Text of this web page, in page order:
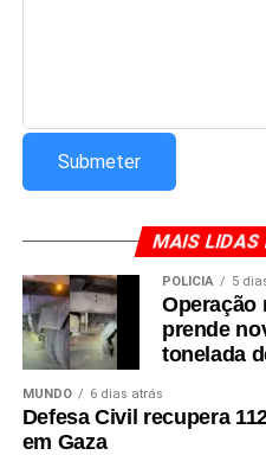
MAIS LIDAS
POLÍCIA 5
Operação
prende
tonelada
MUNDO 6 dias atrás
Defesa Civil recupera
em Gaza